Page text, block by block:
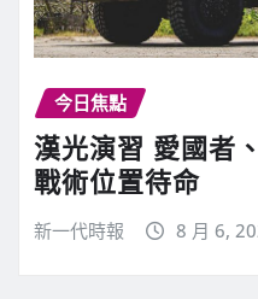
今日焦點
漢光演習 愛國者
戰術位置待命
新一代時報 8 月 6,